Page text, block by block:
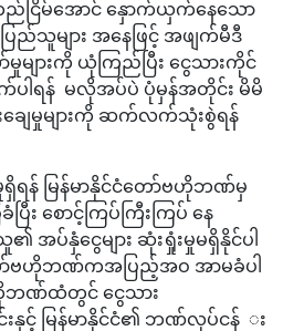
ငြိမ်အောင် နှောက်ယှက်နေသော
ြည်သူများ အနေဖြင့် အဖျက်မီဒီ
များကို ယုံကြည်ပြီး ငွေသားကိုင်
ါရန် မလိုအပ်ပဲ ပုံမှန်အတိုင်း မိမိ
ျေမှုများကို ဆက်လက်သုံးစွဲရန်
န် မြန်မာနိုင်ငံတော်ဗဟိုဘဏ်မှ
ပြီး စောင့်ကြပ်ကြီးကြပ် နေ
ပ်နှံငွေများ ဆုံးရှုံးမှုမရှိနိုင်ပါ
ော်ဗဟိုဘဏ်ကအပြည့်အဝ အာမခံပါ
ဟိုဘဏ်ထံတွင် ငွေသား
နှင့် မြန်မာနိုင်ငံ၏ ဘဏ်လုပ်ငန် း